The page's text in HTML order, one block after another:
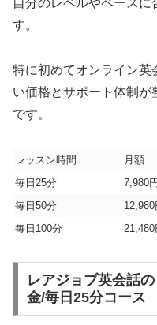
自分のレベルやペース
す。
特に初めてオンライン英
い価格とサポート体制が
です。
レッスン時間 月額
毎日25分
7,980
毎日50分
12,980
毎日100分
21,480
レアジョブ英会話
金/毎日25分コース